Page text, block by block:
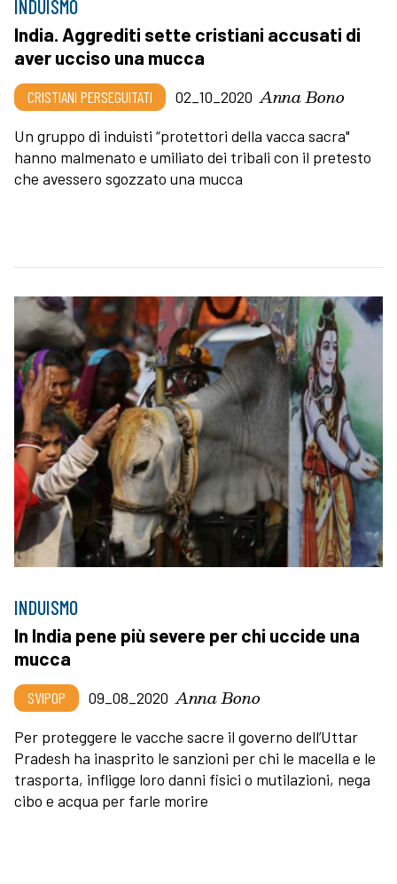
INDUISMO
India. Aggrediti sette cristiani accusati di
aver ucciso una mucca
CRISTIANI PERSEGUITATI 02_10_2020 Anna Bono
Un gruppo di induisti “protettori della vacca sacra"
hanno malmenato e umiliato dei tribali con il pretesto
che avessero sgozzato una mucca
INDUISMO
In India pene più severe per chi uccide una
mucca
SVIPOP 09_08_2020 Anna Bono
Per proteggere le vacche sacre il governo dell’Uttar
Pradesh ha inasprito le sanzioni per chi le macella e le
trasporta, infligge loro danni fisici o mutilazioni, nega
cibo e acqua per farle morire